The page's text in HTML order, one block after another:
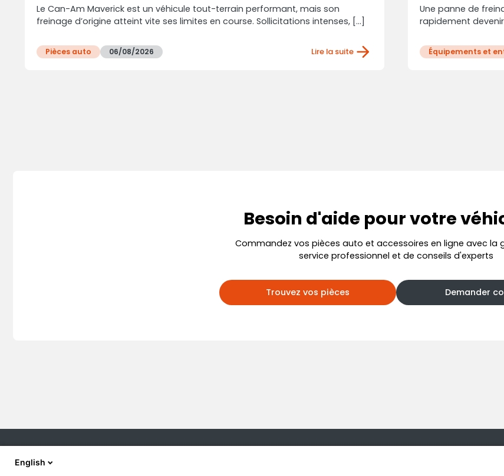
Le Can-Am Maverick est un véhicule tout-terrain performant, mais son
freinage d’origine atteint vite ses limites en course. Sollicitations intenses, [...]
Pièces auto 06/08/2026 Lire la suite
Une panne de
rapidement devenir
Équipements et
Besoin d'aide pour votre
Commandez vos pièces auto et accessoires en ligne avec la
service professionnel et de conseils d'experts
Trouvez vos pièces Demander
English